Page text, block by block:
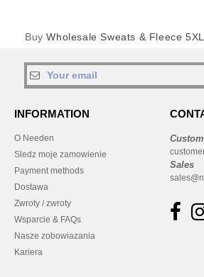
BuyWholesale Sweats & Fleece 5XL
INFORMATION
O Needen
Sledz moje zamowienie
Payment methods
Dostawa
Zwroty / zwroty
Wsparcie & FAQs
Nasze zobowiazania
Kariera
Sales